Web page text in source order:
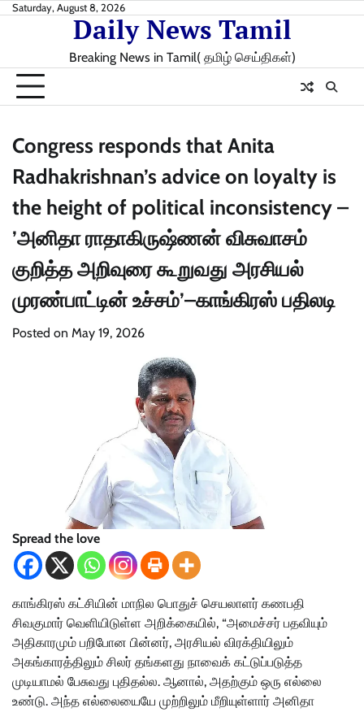
SkipSaturday, August 8, 2026
Daily News Tamil
Breaking News in Tamil( தமிழ் செய்திகள்)
Congress responds that Anita
Radhakrishnan’s advice on loyalty is
the height of political inconsistency –
’அனிதா ராதாகிருஷ்ணன் விசுவாசம்
குறித்த அறிவுரை கூறுவது அரசியல்
முரண்பாட்டின் உச்சம்’–காங்கிரஸ் பதிலடி
Posted on May 19, 2026
Spread the love
காங்கிரஸ் கட்சியின் மாநில பொதுச் செயலாளர் கணபதி
சிவகுமார் வெளியிடுள்ள அறிக்கையில், “அமைச்சர் பதவியும்
அதிகாரமும் பறிபோன பின்னர், அரசியல் விரக்தியிலும்
அகங்காரத்திலும் சிலர் தங்களது நாவைக் கட்டுப்படுத்த
முடியாமல் பேசுவது புதிதல்ல. ஆனால், அதற்கும் ஒரு எல்லை
உண்டு. அந்த எல்லையையே முற்றிலும் மீறியுள்ளார் அனிதா